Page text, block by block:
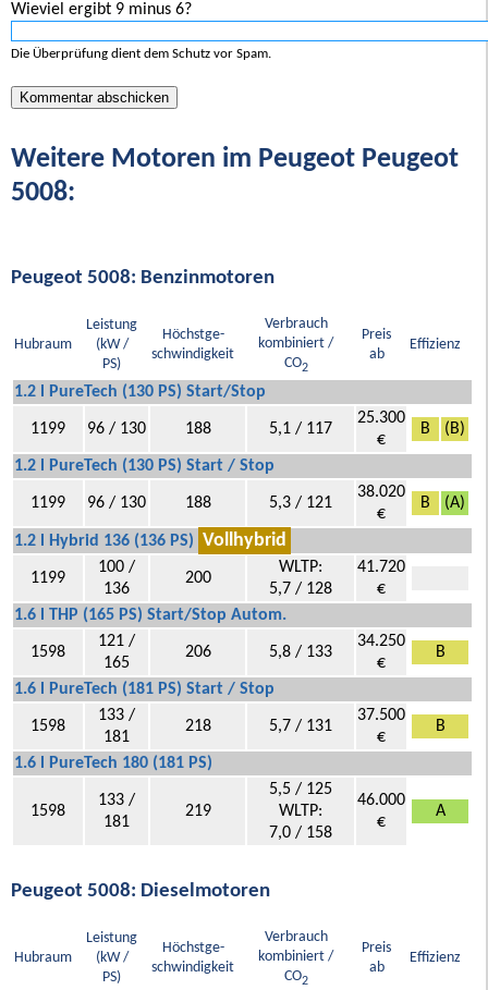
Wieviel ergibt 9 minus 6?
Die Überprüfung dient dem Schutz vor Spam.
Weitere Motoren im Peugeot Peugeot
5008:
Peugeot 5008: Benzinmotoren
Hubraum
Leistung
(kW /
PS)
Höchstge-
schwindigkeit
Verbrauch
kombiniert /
CO2
Preis
ab
Effizienz
1.2 l PureTech (130 PS) Start/Stop
1199 96 / 130 188 5,1 / 117
25.300
€
B (B)
1.2 l PureTech (130 PS) Start / Stop
1199 96 / 130 188 5,3 / 121
38.020
€
B (A)
1.2 l Hybrid 136 (136 PS) Vollhybrid
1199
100 /
136
200
WLTP:
5,7 / 128
41.720
€
1.6 l THP (165 PS) Start/Stop Autom.
1598
121 /
165
206 5,8 / 133
34.250
€
B
1.6 l PureTech (181 PS) Start / Stop
1598
133 /
181
218 5,7 / 131
37.500
€
B
1.6 l PureTech 180 (181 PS)
1598
133 /
181
219
5,5 / 125
WLTP:
7,0 / 158
46.000
€
A
Peugeot 5008: Dieselmotoren
Hubraum
Leistung
(kW /
PS)
Höchstge-
schwindigkeit
Verbrauch
kombiniert /
CO2
Preis
ab
Effizienz